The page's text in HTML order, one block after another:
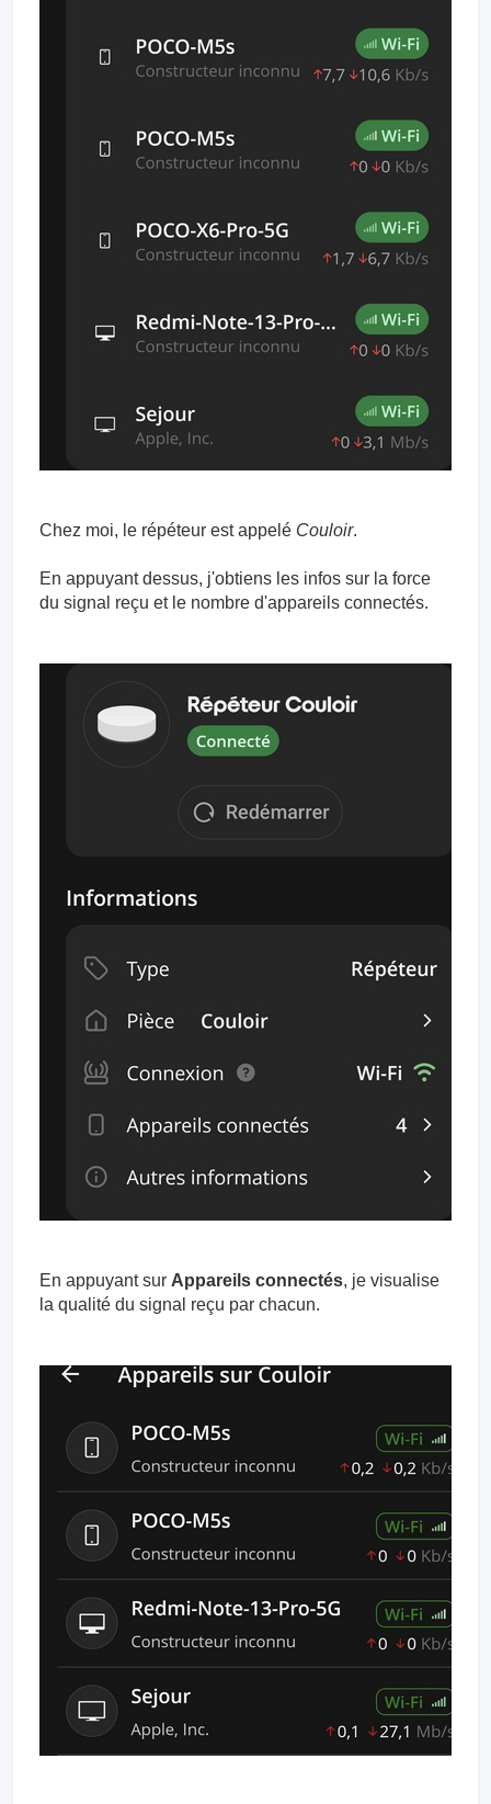
Chez moi, le répéteur est appelé Couloir.
En appuyant dessus, j'obtiens les infos sur la force
du signal reçu et le nombre d'appareils connectés.
En appuyant sur Appareils connectés, je visualise
la qualité du signal reçu par chacun.